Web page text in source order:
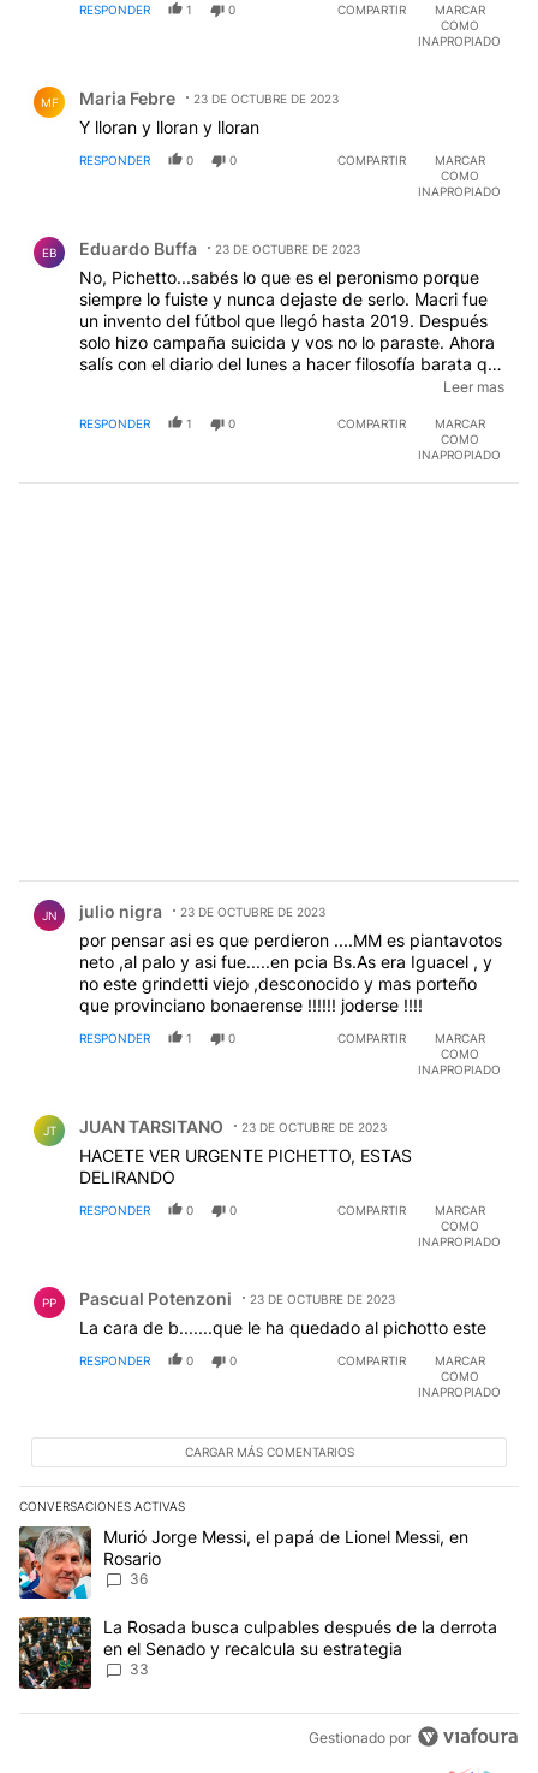
RESPONDER 1 0 COMPARTIR
MARCAR
COMO
INAPROPIADO
MF Maria Febre 23 DE OCTUBRE DE 2023
Y lloran y lloran y lloran
RESPONDER 0 0 COMPARTIR
MARCAR
COMO
INAPROPIADO
EB Eduardo Buffa 23 DE OCTUBRE DE 2023
No, Pichetto...sabés lo que es el peronismo porque
siempre lo fuiste y nunca dejaste de serlo. Macri fue
un invento del fútbol que llegó hasta 2019. Después
solo hizo campaña suicida y vos no lo paraste. Ahora
salís con el diario del lunes a hacer filosofía barata que
es la única que se consigue en Argentina. La CGT y
Massa como regalo de Cristina que en un acto insólito,
ayer mismo se despegó de lo que hubiera sido su
Leer mas
RESPONDER 1 0 COMPARTIR
MARCAR
COMO
INAPROPIADO
JN julio nigra 23 DE OCTUBRE DE 2023
por pensar asi es que perdieron ....MM es piantavotos
neto ,al palo y asi fue.....en pcia Bs.As era Iguacel , y
no este grindetti viejo ,desconocido y mas porteño
que provinciano bonaerense !!!!!! joderse !!!!
RESPONDER 1 0 COMPARTIR
MARCAR
COMO
INAPROPIADO
JT JUAN TARSITANO 23 DE OCTUBRE DE 2023
HACETE VER URGENTE PICHETTO, ESTAS
DELIRANDO
RESPONDER 0 0 COMPARTIR
MARCAR
COMO
INAPROPIADO
PP Pascual Potenzoni 23 DE OCTUBRE DE 2023
La cara de b.......que le ha quedado al pichotto este
RESPONDER 0 0 COMPARTIR
MARCAR
COMO
INAPROPIADO
CARGAR MÁS COMENTARIOS
CONVERSACIONES ACTIVAS
Este listado muestra los artículos con más comentarios en los
Un artículo de tendencia con el título "Murió Jorge Messi, el
Murió Jorge Messi, el papá de Lionel Messi, en
Rosario
36
Un artículo de tendencia con el título "La Rosada busca
La Rosada busca culpables después de la derrota
en el Senado y recalcula su estrategia
33
Gestionado por